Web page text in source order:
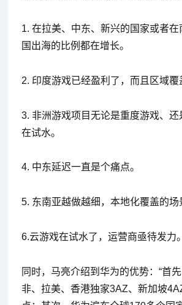
1. 在拉美、中东、新兴的国家或者
国出海的比例都在增长。
2. 印度游戏已经盈利了，而且区域覆
3. 非洲游戏项目无论是重度游戏、
在试水。
4. 中东延迟一直是个痛点。
5. 东南亚越做越细，本地化覆盖的场
6.云游戏在试水了，运营商亟待发力。
同时，马亮介绍到华为的优势：“首
非、拉美、香港独家3AZ、新加坡